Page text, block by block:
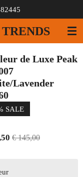
de Luxe Peak
Lavender
SALE
€ 145,00